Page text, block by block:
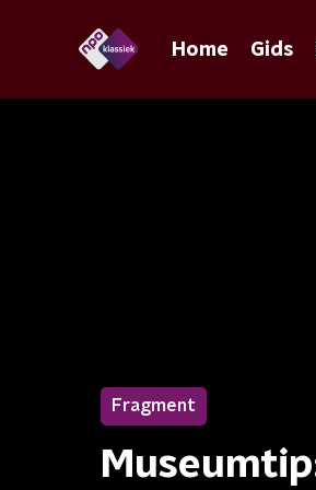
Home Gids
Fragment